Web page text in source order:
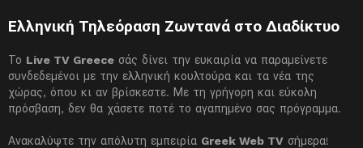
Ελληνική Τηλεόραση Ζωντανά στο Διαδίκτυο
Το Live TV Greece σάς δίνει την ευκαιρία να παραμείνετε
συνδεδεμένοι με την ελληνική κουλτούρα και τα νέα της
χώρας, όπου κι αν βρίσκεστε. Με τη γρήγορη και εύκολη
πρόσβαση, δεν θα χάσετε ποτέ το αγαπημένο σας πρόγραμμα.
Ανακαλύψτε την απόλυτη εμπειρία Greek Web TV σήμερα!